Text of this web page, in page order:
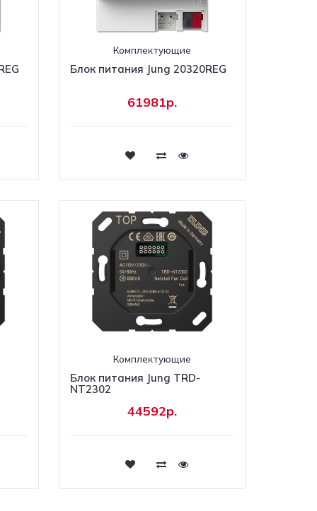
Комплектующие
Блок питания Jung 20320REG
61981р.
Купить
Комплектующие
Блок питания Jung TRD-
NT2302
44592р.
Купить